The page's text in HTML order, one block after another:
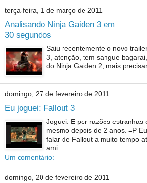
terça-feira, 1 de março de 2011
Analisando Ninja Gaiden 3 em
30 segundos
Saiu recentemente o novo
3, atenção, tem sangue
do Ninja Gaiden 2, mais
domingo, 27 de fevereiro de 2011
Eu joguei: Fallout 3
Joguei. E por razões estranhas
mesmo depois de 2 anos. =P
falar de Fallout a muito tempo
ami...
Um comentário:
domingo, 20 de fevereiro de 2011